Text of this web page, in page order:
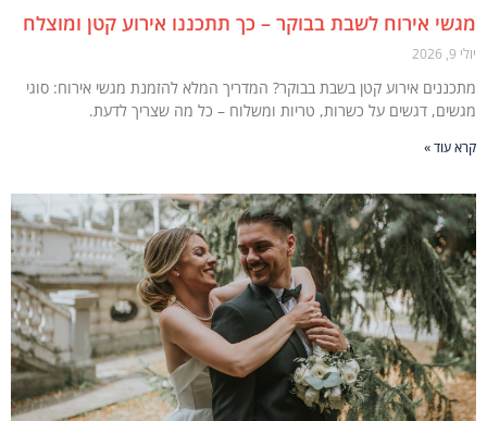
אירוח לשבת בבוקר – כך תתכננו אירוע קטן ומוצלח
אירוע קטן בשבת בבוקר? המדריך המלא להזמנת מגשי אירוח: סוגי
דגשים על כשרות, טריות ומשלוח – כל מה שצריך לדעת.
עוד »